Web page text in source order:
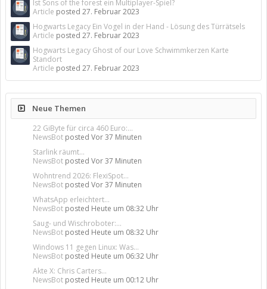
Ist Sons of the forest ein Multiplayer-Spiel?
Article posted 27. Februar 2023
Hogwarts Legacy Ein Vogel in der Hand - Lösung des Türrätsels
Article posted 27. Februar 2023
Hogwarts Legacy Ghost of our Love Schwimmkerzen Karte
Standort
Article posted 27. Februar 2023
Neue Themen
22 GiByte für circa 460 Euro:...
NewsBot posted Vor 37 Minuten
Starlink räumt...
NewsBot posted Vor 37 Minuten
Wohntrend 2026: FlexiSpot...
NewsBot posted Vor 37 Minuten
WhatsApp erleichtert...
NewsBot posted Heute um 08:32 Uhr
Saug- und Wischroboter:...
NewsBot posted Heute um 08:32 Uhr
Windows 11 gegen Linux: Was...
NewsBot posted Heute um 06:32 Uhr
Akte X: Chris Carters...
NewsBot posted Heute um 00:12 Uhr